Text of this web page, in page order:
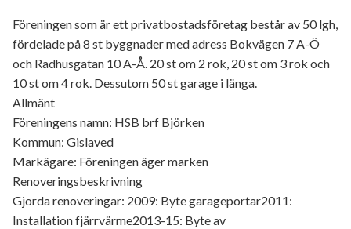
Föreningen som är ett privatbostadsföretag består av 50 lgh,
fördelade på 8 st byggnader med adress Bokvägen 7 A-Ö
och Radhusgatan 10 A-Å. 20 st om 2 rok, 20 st om 3 rok och
10 st om 4 rok. Dessutom 50 st garage i länga.
Allmänt
Föreningens namn: HSB brf Björken
Kommun: Gislaved
Markägare: Föreningen äger marken
Renoveringsbeskrivning
Gjorda renoveringar: 2009: Byte garageportar2011:
Installation fjärrvärme2013-15: Byte av